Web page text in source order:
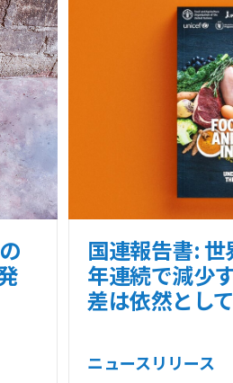
国連報告書:
年連続で減少
差は依然とし
ニュースリリース